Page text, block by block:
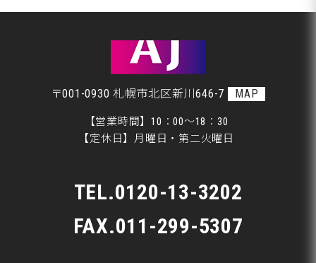
室蘭市Ｇ様ランクル、作業開始です♪
美装
〒001-0930 札幌市北区新川646-7 MAP
【営業時間】10：00～18：30
【定休日】月曜日・第二火曜日
TEL.0120-13-3202
FAX.011-299-5307